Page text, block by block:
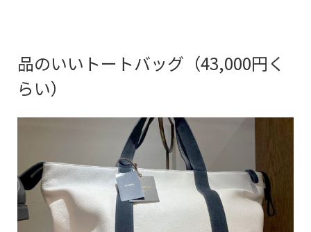
品のいいトートバッグ（43,000円く
らい）